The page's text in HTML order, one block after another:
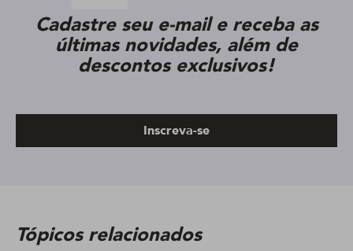
Cadastre seu e-mail e receba as
últimas novidades, além de
descontos exclusivos!
Inscreva-se
Tópicos relacionados